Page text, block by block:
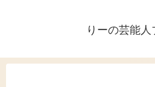
りーの芸能人